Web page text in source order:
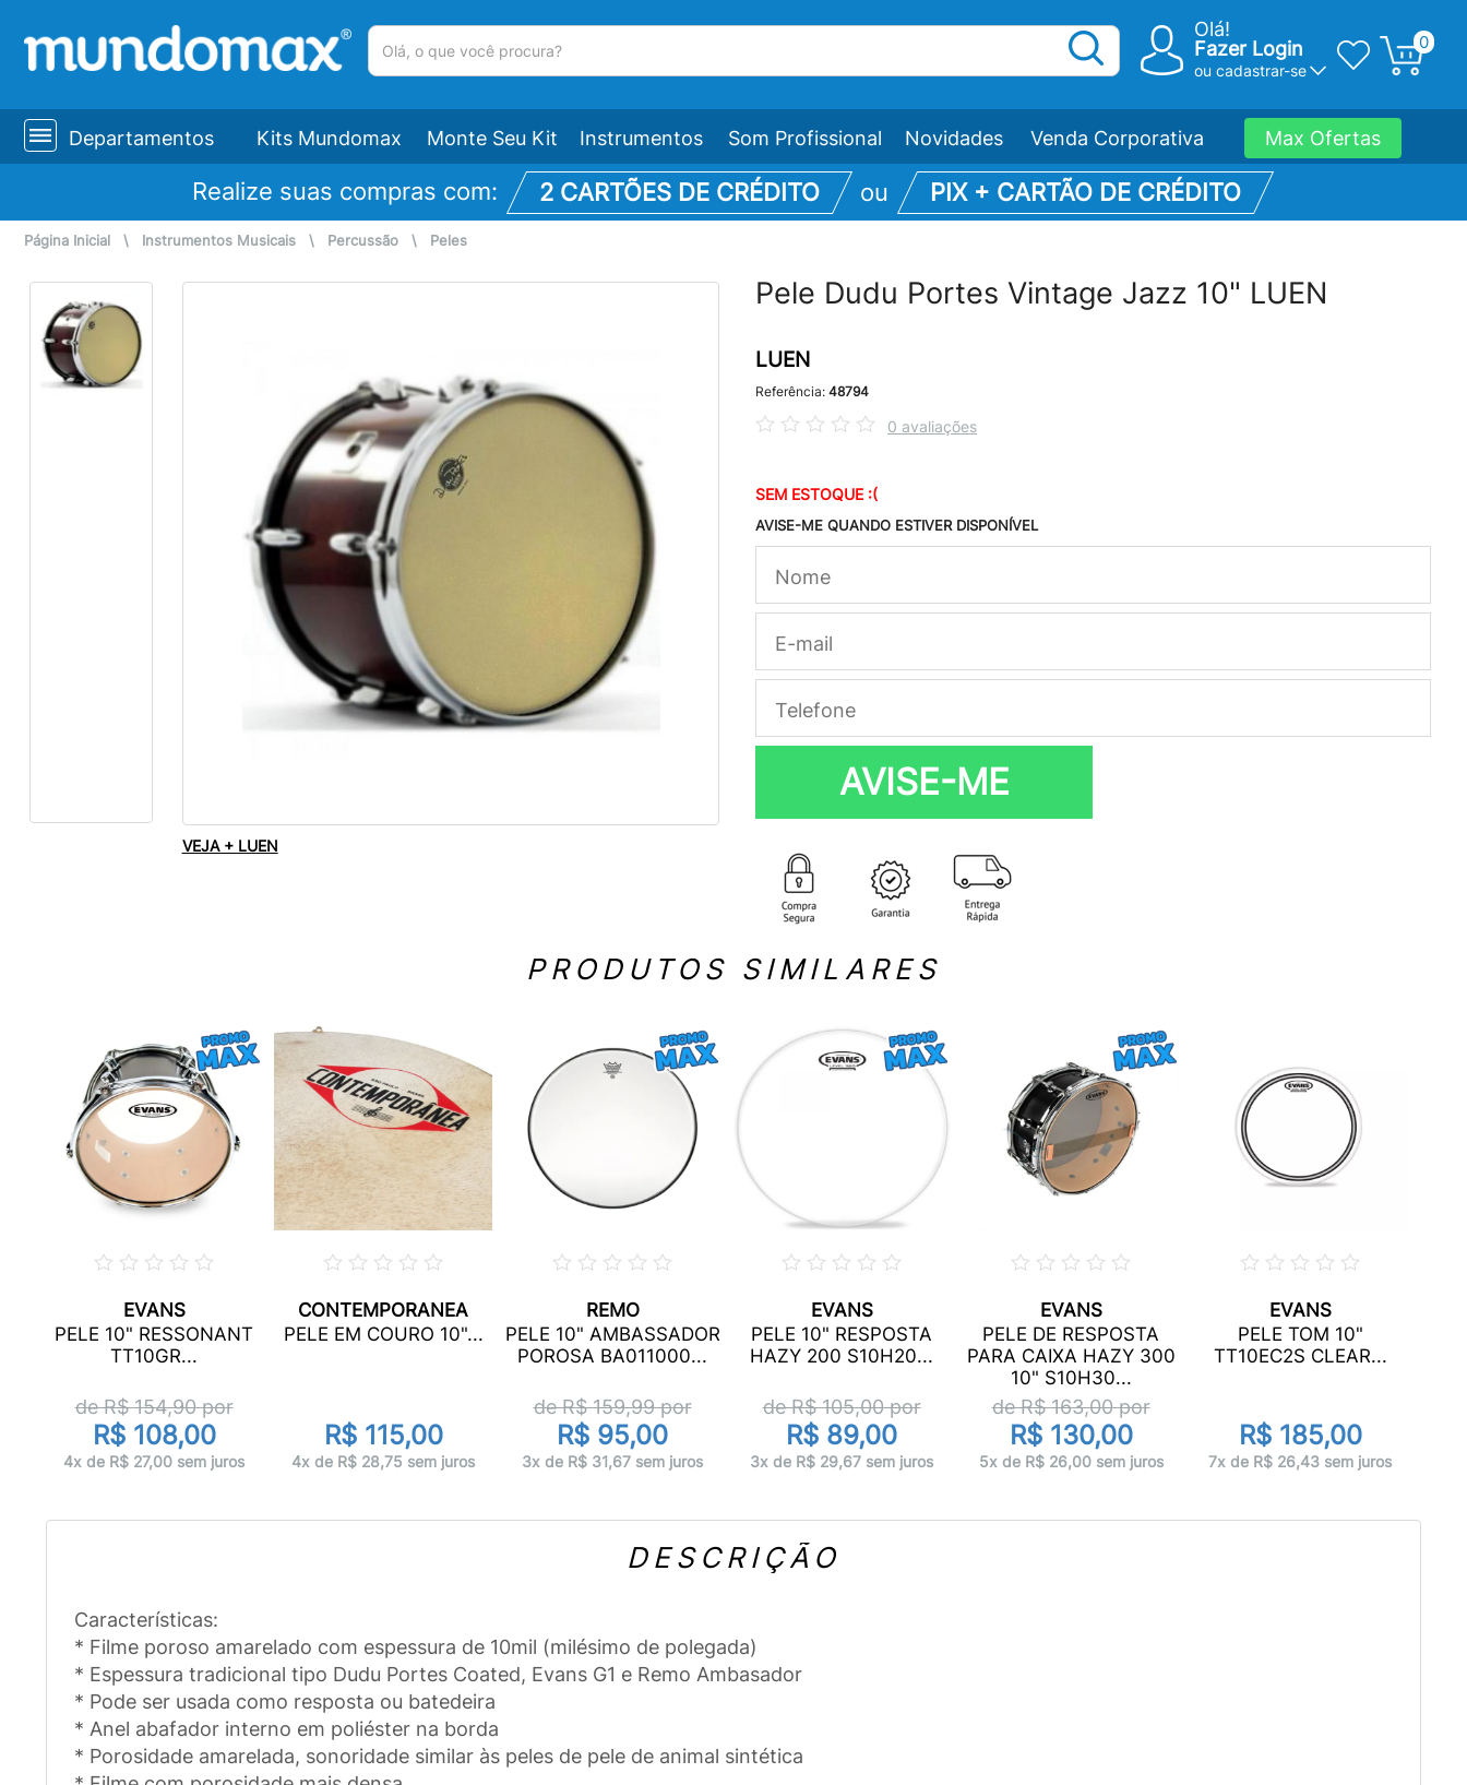
Olá!
Fazer Login
ou cadastrar-se
0
Departamentos Kits Mundomax Monte Seu Kit Instrumentos Som Profissional Novidades Venda Corporativa Max Ofertas
Realize suas compras com: 2 CARTÕES DE CRÉDITO ou PIX + CARTÃO DE CRÉDITO
Página Inicial \ Instrumentos Musicais \ Percussão \ Peles
VEJA + LUEN
Pele Dudu Portes Vintage Jazz 10" LUEN
LUEN
Referência: 48794
0 avaliações
SEM ESTOQUE :(
AVISE-ME QUANDO ESTIVER DISPONÍVEL
AVISE-ME
PRODUTOS SIMILARES
EVANS
PELE 10" RESSONANT
TT10GR...
de R$154,90por
R$ 108,00
4x de R$ 27,00 sem juros
CONTEMPORANEA
PELE EM COURO 10"...
R$ 115,00
4x de R$ 28,75 sem juros
REMO
PELE 10" AMBASSADOR
POROSA BA011000...
de R$159,99por
R$ 95,00
3x de R$ 31,67 sem juros
EVANS
PELE 10" RESPOSTA
HAZY 200 S10H20...
de R$105,00por
R$ 89,00
3x de R$ 29,67 sem juros
EVANS
PELE DE RESPOSTA
PARA CAIXA HAZY 300
10" S10H30...
de R$163,00por
R$ 130,00
5x de R$ 26,00 sem juros
EVANS
PELE TOM 10"
TT10EC2S CLEAR...
R$ 185,00
7x de R$ 26,43 sem juros
DESCRIÇÃO
Características:
* Filme poroso amarelado com espessura de 10mil (milésimo de polegada)
* Espessura tradicional tipo Dudu Portes Coated, Evans G1 e Remo Ambasador
* Pode ser usada como resposta ou batedeira
* Anel abafador interno em poliéster na borda
* Porosidade amarelada, sonoridade similar às peles de pele de animal sintética